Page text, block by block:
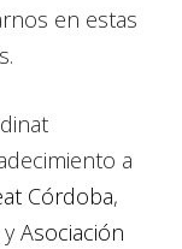
en estas
a
Córdoba,
y Asociación